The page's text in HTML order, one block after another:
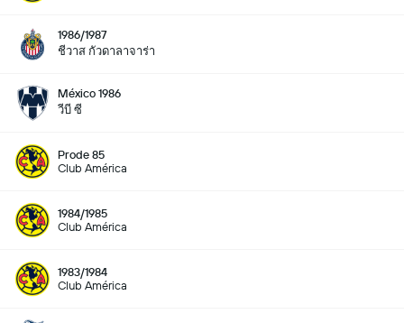
1986/1987
ชีวาส กัวดาลาจาร่า
México 1986
วีบี ซี
Prode 85
Club América
1984/1985
Club América
1983/1984
Club América